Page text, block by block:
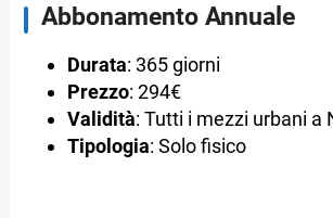
Abbonamento Annuale
Durata: 365 giorni
Prezzo: 294€
Validità: Tutti i mezzi urbani a
Tipologia: Solo fisico